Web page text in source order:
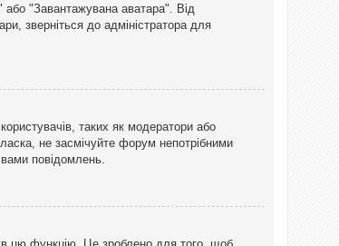
або "Завантажувана аватара". Від
зверніться до адміністратора для
таких як модератори або
не засмічуйте форум непотрібними
повідомлень.